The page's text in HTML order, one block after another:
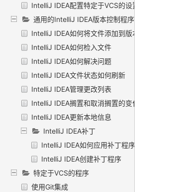
IntelliJ IDEA配置特定于VCS的设置
通用的IntelliJ IDEA版本控制程序
IntelliJ IDEA如何将文件添加到版本控制
IntelliJ IDEA如何检入文件
IntelliJ IDEA如何解决问题
IntelliJ IDEA文件状态如何刷新
IntelliJ IDEA管理更改列表
IntelliJ IDEA搁置和取消搁置的变化
IntelliJ IDEA更新本地信息
IntelliJ IDEA补丁
IntelliJ IDEA如何应用补丁程序
IntelliJ IDEA创建补丁程序
特定于VCS的程序
使用Git集成